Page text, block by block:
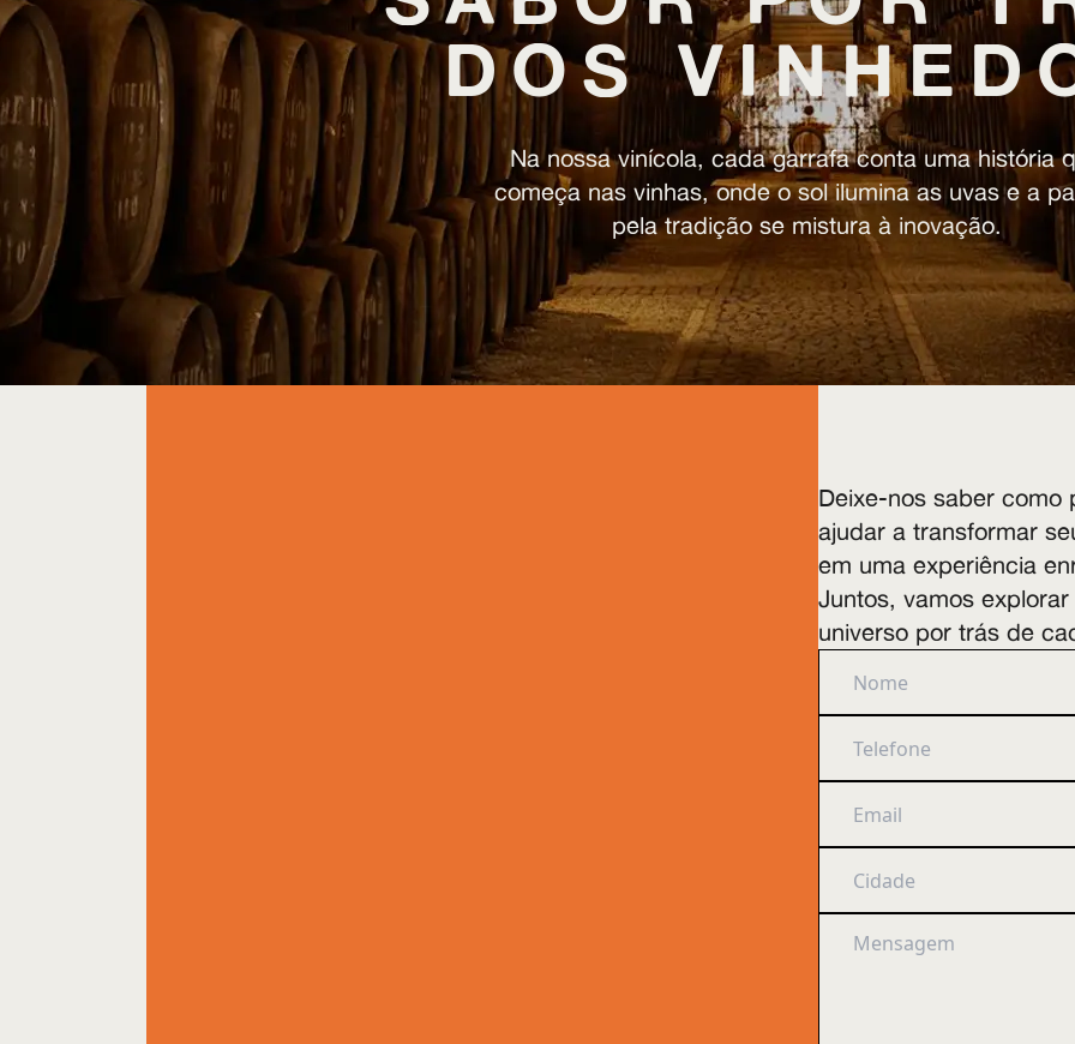
DOS
Na nossa vinícola, cada garrafa conta uma história
começa nas vinhas, onde o sol ilumina as uvas e a
pela tradição se mistura à inovação.
Deixe-nos saber como
ajudar a transformar
em uma experiência
Juntos, vamos
universo por trás de